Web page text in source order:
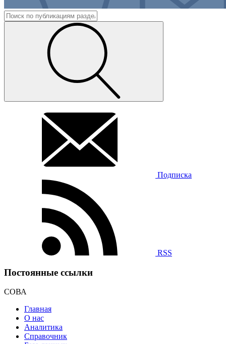
Подписка
RSS
Постоянные ссылки
СОВА
Главная
О нас
Аналитика
Справочник